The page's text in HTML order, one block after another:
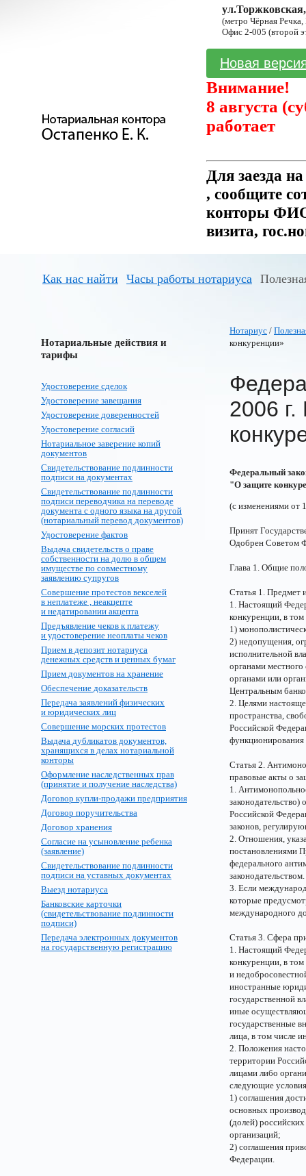
(метро Чёрная
Офис 2-005 (второй
Новая
Внимание!
8 августа
работает
Для заезда
, сообщите
конторы ФИО
визита,
Как нас найти Часы работы нотариуса
Нотариальные действия и
тарифы
Удостоверение сделок
Удостоверение завещания
Удостоверение доверенностей
Удостоверение согласий
Нотариальное заверение копий
документов
Свидетельствование подлинности
подписи на документах
Свидетельствование подлинности
подписи переводчика на переводе
документа с одного языка на другой
(нотариальный перевод документов)
Удостоверение фактов
Выдача свидетельств о праве
собственности на долю в общем
имуществе по совместному
заявлению супругов
Совершение протестов векселей
в неплатеже , неакцепте
и недатировании акцепта
Предъявление чеков к платежу
и удостоверение неоплаты чеков
Прием в депозит нотариуса
денежных средств и ценных бумаг
Прием документов на хранение
Обеспечение доказательств
Передача заявлений физических
и юридических лиц
Совершение морских протестов
Выдача дубликатов документов,
хранящихся в делах нотариальной
конторы
Оформление наследственных прав
(принятие и получение наследства)
Договор купли-продажи предприятия
Договор поручительства
Договор хранения
Согласие на усыновление ребенка
(заявление)
Свидетельствование подлинности
подписи на уставных документах
Выезд нотариуса
Банковские карточки
(свидетельствование подлинности
подписи)
Передача электронных документов
на государственную регистрацию
Нотариус /
конкуренции»
2006
Федеральный
"О защите
(с изменениями от
Принят
Одобрен Советом
Глава 1. Общие
Статья 1. Предмет
1. Настоящий
конкуренции, в
1)
2) недопущения,
исполнительной
органами
органами или
Центральным
2. Целями
пространства,
Российской
Статья 2.
правовые акты о
1.
Российской
законов,
2. Отношения,
постановлениями
федерального
законодательством.
3. Если
которые
международного
Статья 3. Сфера
1. Настоящий
конкуренции, в
и
иностранные
государственной
иные
государственные
лица, в том числе
2. Положения
территории
лицами либо
следующие
1) соглашения
основных
(долей)
организаций;
2) соглашения
Федерации.